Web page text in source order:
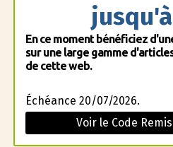
En ce moment bénéficiez
sur une large gamme
de cette web.
Échéance 20/07/2026.
Voir le Code